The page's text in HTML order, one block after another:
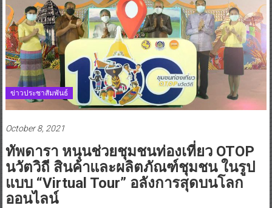
ข่าวประชาสัมพันธ์
October 8, 2021
ทัพดารา หนุนช่วยชุมชนท่องเที่ยว OTOP
นวัตวิถี สินค้าและผลิตภัณฑ์ชุมชน ในรูป
แบบ “Virtual Tour” อลังการสุดบนโลก
ออนไลน์